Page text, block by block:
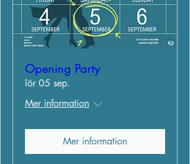
Opening Party
lör 05 sep.
Mer information
Mer information